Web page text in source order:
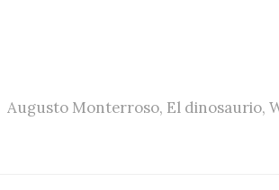
Augusto Monterroso, El dinosaurio,